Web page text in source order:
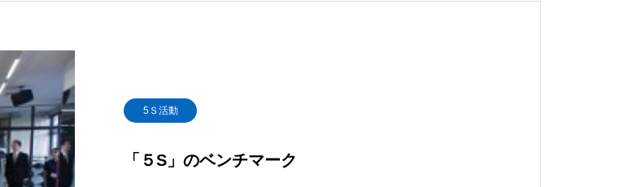
5Ｓ活動
「５S」のベンチマーク